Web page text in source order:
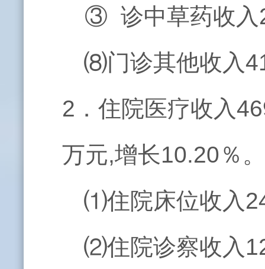
③ 诊中草药收入
⑻门诊其他收入
2．住院医疗收入
万元,增长10.20％。
⑴住院床位收入
⑵住院诊察收入